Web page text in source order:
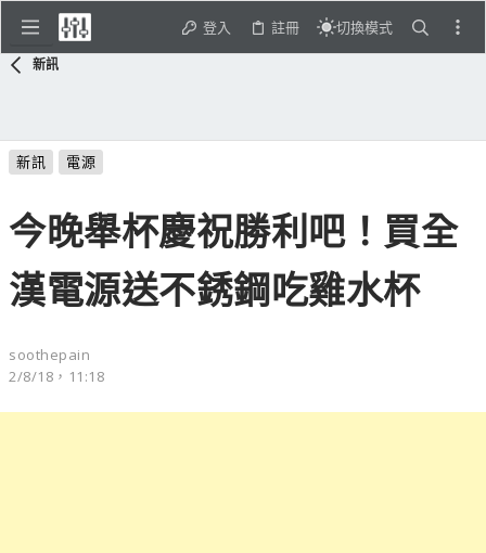
登入 註冊 切換模式
新訊
新訊 電源
今晚舉杯慶祝勝利吧！買全
漢電源送不銹鋼吃雞水杯
soothepain
2/8/18，11:18